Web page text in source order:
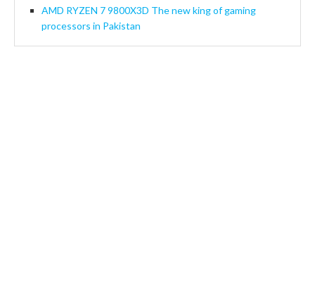
AMD RYZEN 7 9800X3D The new king of gaming
processors in Pakistan